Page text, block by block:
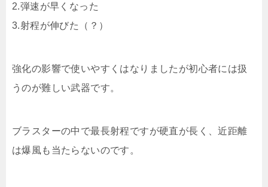
2.弾速が早くなった
3.射程が伸びた（？）
強化の影響で使いやすくはなりましたが初心者には扱
うのが難しい武器です。
ブラスターの中で最長射程ですが硬直が長く、近距離
は爆風も当たらないのです。